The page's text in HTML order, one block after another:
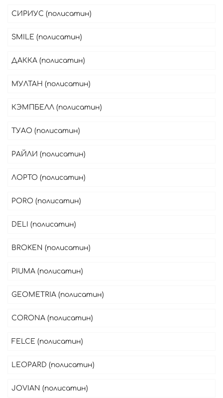
СИРИУС (полисатин)
SMILE (полисатин)
ДАККА (полисатин)
МУЛТАН (полисатин)
КЭМПБЕЛЛ (полисатин)
ТУАО (полисатин)
РАЙЛИ (полисатин)
ЛОРТО (полисатин)
PORO (полисатин)
DELI (полисатин)
ВROKEN (полисатин)
PIUMA (полисатин)
GEOMETRIA (полисатин)
CORONA (полисатин)
FELCE (полисатин)
LEOPARD (полисатин)
JOVIAN (полисатин)